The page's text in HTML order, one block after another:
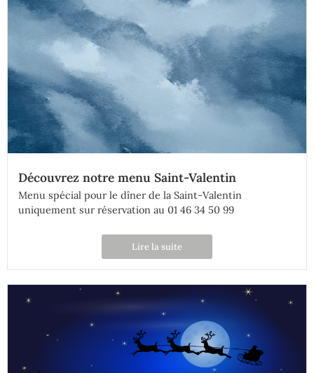
Découvrez notre menu Saint-Valentin
Menu spécial pour le dîner de la Saint-Valentin
uniquement sur réservation au 01 46 34 50 99
Lire la suite